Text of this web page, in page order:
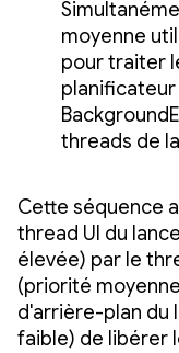
moyenne
pour traiter
threads de
Cette séquence
thread UI du
élevée) par le
(priorité
d'arrière-plan du
faible) de libérer